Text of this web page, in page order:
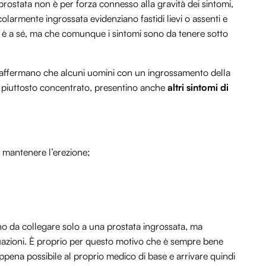
non è per forza connesso alla gravità dei sintomi,
ingrossata evidenziano fastidi lievi o assenti e
a sé, ma che comunque i sintomi sono da tenere sotto
che alcuni uomini con un ingrossamento della
concentrato, presentino anche altri sintomi di
l’erezione;
da collegare solo a una prostata ingrossata, ma
È proprio per questo motivo che è sempre bene
possibile al proprio medico di base e arrivare quindi